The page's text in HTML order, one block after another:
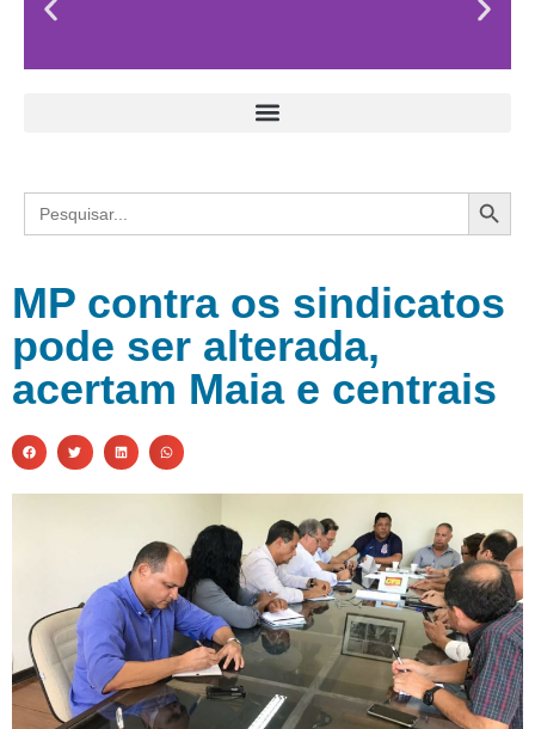
Search
for:
MP contra os sindicatos
pode ser alterada,
acertam Maia e centrais